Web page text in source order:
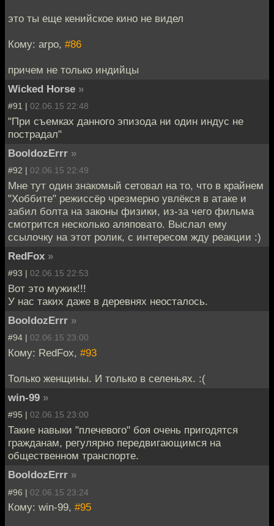
это ты еще кенийское кино не видел
Кому: arpo, #86
причем не только индийцы
Wicked Horse »
#91 | 02.06.15 22:48
"При съемках данного эпизода ни один индус не
пострадал"
BooldozErrr »
#92 | 02.06.15 22:49
Мне тут один знакомый сетовал на то, что в крайнем
"Хоббите" режиссёр чрезмерно увлёкся в атаке и
забил болта на законы физики, из-за чего фильма
смотрится несколько аляповато. Выслал ему
ссылочку на этот ролик, с интересом жду реакции :)
RedFox »
#93 | 02.06.15 22:53
Вот это мужик!!!
У нас таких даже в деревнях неосталось.
BooldozErrr »
#94 | 02.06.15 23:00
Кому: RedFox, #93
Только женщины. И только в селеньях. :(
win-99 »
#95 | 02.06.15 23:00
Такие навыки "плечевого" боя очень пригодятся
гражданам, регулярно передвигающимся на
общественном транспорте.
BooldozErrr »
#96 | 02.06.15 23:24
Кому: win-99, #95